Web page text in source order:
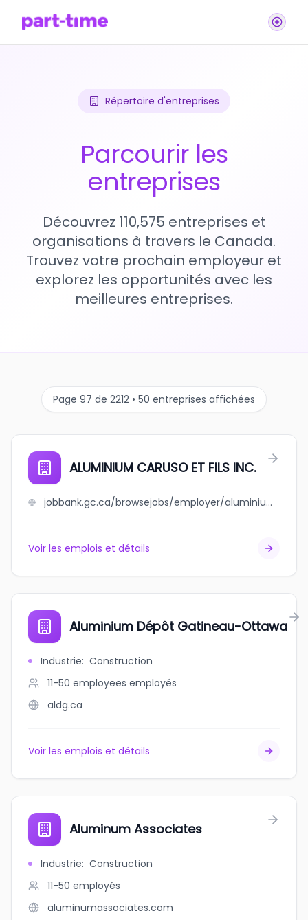
Répertoire d'entreprises
Parcourir les
entreprises
Découvrez 110,575 entreprises et
organisations à travers le Canada.
Trouvez votre prochain employeur et
explorez les opportunités avec les
meilleures entreprises.
Page 97 de 2212 • 50 entreprises affichées
ALUMINIUM CARUSO ET FILS INC.
jobbank.gc.ca/browsejobs/employer/aluminium+caruso+et+fils+inc./ca
Voir les emplois et détails
Aluminium Dépôt Gatineau-Ottawa
Industrie: Construction
11-50 employees employés
aldg.ca
Voir les emplois et détails
Aluminum Associates
Industrie: Construction
11-50 employés
aluminumassociates.com